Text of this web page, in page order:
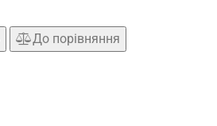
До порівняння